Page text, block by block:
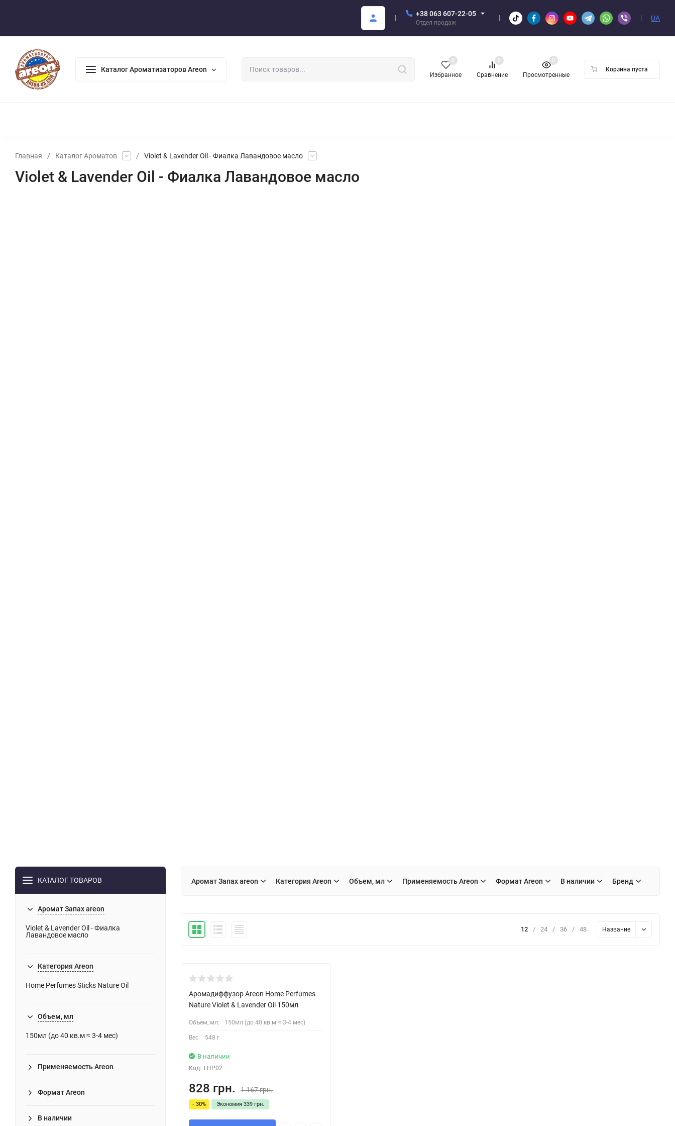
+38 063 607-22-05
Отдел продаж
UA
Каталог Ароматизаторов Areon
Избранное
0
Сравнение
0
Просмотренные
0
Корзина пуста
Главная / Каталог Ароматов / Violet & Lavender Oil - Фиалка Лавандовое масло
Violet & Lavender Oil - Фиалка Лавандовое масло
КАТАЛОГ ТОВАРОВ
Аромат Запах areon
Violet & Lavender Oil - Фиалка
Лавандовое масло
Категория Areon
Home Perfumes Sticks Nature Oil
Объем, мл
150мл (до 40 кв.м ≈ 3-4 мес)
Применяемость Areon
Формат Areon
В наличии
Аромат Запах areon Категория Areon Объем, мл Применяемость Areon Формат Areon В наличии Бренд
12 / 24 / 36 / 48 Название
Знову в наявності!
Аромадиффузор Areon Home Perfumes
Nature Violet & Lavender Oil 150мл
Объем, мл: 150мл (до 40 кв.м ≈ 3-4 мес)
Вес: 548 г
В наличии
Код: LHP02
828 грн. 1 167 грн.
- 30% Экономия 339 грн.